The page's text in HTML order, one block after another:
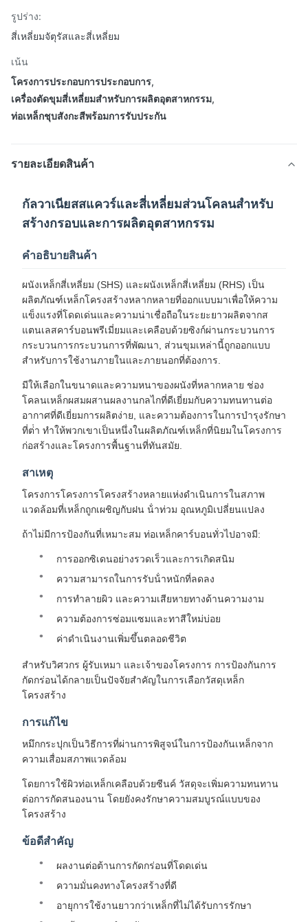
รูปร่าง:
สี่เหลี่ยมจัตุรัสและสี่เหลี่ยม
เน้น
โครงการประกอบการประกอบการ,
เครื่องตัดขุมสี่เหลี่ยมสําหรับการผลิตอุตสาหกรรม,
ท่อเหล็กชุบสังกะสีพร้อมการรับประกัน
รายละเอียดสินค้า
กัลวาเนียสสแควร์และสี่เหลี่ยมส่วนโคลนสําหรับ
สร้างกรอบและการผลิตอุตสาหกรรม
คําอธิบายสินค้า
ผนังเหล็กสี่เหลี่ยม (SHS) และผนังเหล็กสี่เหลี่ยม (RHS) เป็น
ผลิตภัณฑ์เหล็กโครงสร้างหลากหลายที่ออกแบบมาเพื่อให้ความ
แข็งแรงที่โดดเด่นและความน่าเชื่อถือในระยะยาวผลิตจากส
แตนเลสคาร์บอนพรีเมี่ยมและเคลือบด้วยซิงก์ผ่านกระบวนการ
กระบวนการกระบวนการที่พัฒนา, ส่วนขุมเหล่านี้ถูกออกแบบ
สําหรับการใช้งานภายในและภายนอกที่ต้องการ.
มีให้เลือกในขนาดและความหนาของผนังที่หลากหลาย ช่อง
โคลนเหล็กผสมผสานผลงานกลไกที่ดีเยี่ยมกับความทนทานต่อ
อากาศที่ดีเยี่ยมการผลิตง่าย, และความต้องการในการบํารุงรักษา
ที่ต่ํา ทําให้พวกเขาเป็นหนึ่งในผลิตภัณฑ์เหล็กที่นิยมในโครงการ
ก่อสร้างและโครงการพื้นฐานที่ทันสมัย.
สาเหตุ
โครงการโครงการโครงสร้างหลายแห่งดําเนินการในสภาพ
แวดล้อมที่เหล็กถูกเผชิญกับฝน น้ําท่วม อุณหภูมิเปลี่ยนแปลง
ถ้าไม่มีการป้องกันที่เหมาะสม ท่อเหล็กคาร์บอนทั่วไปอาจมี:
การออกซิเดนอย่างรวดเร็วและการเกิดสนิม
ความสามารถในการรับน้ําหนักที่ลดลง
การทําลายผิว และความเสียหายทางด้านความงาม
ความต้องการซ่อมแซมและทาสีใหม่บ่อย
ค่าดําเนินงานเพิ่มขึ้นตลอดชีวิต
สําหรับวิศวกร ผู้รับเหมา และเจ้าของโครงการ การป้องกันการ
กัดกร่อนได้กลายเป็นปัจจัยสําคัญในการเลือกวัสดุเหล็ก
โครงสร้าง
การแก้ไข
หมึกกระปุกเป็นวิธีการที่ผ่านการพิสูจน์ในการป้องกันเหล็กจาก
ความเสื่อมสภาพแวดล้อม
โดยการใช้ผิวท่อเหล็กเคลือบด้วยซีนค์ วัสดุจะเพิ่มความทนทาน
ต่อการกัดสนองนาน โดยยังคงรักษาความสมบูรณ์แบบของ
โครงสร้าง
ข้อดีสําคัญ
ผลงานต่อต้านการกัดกร่อนที่โดดเด่น
ความมั่นคงทางโครงสร้างที่ดี
อายุการใช้งานยาวกว่าเหล็กที่ไม่ได้รับการรักษา